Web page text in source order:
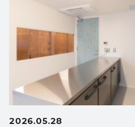
2026.05.28